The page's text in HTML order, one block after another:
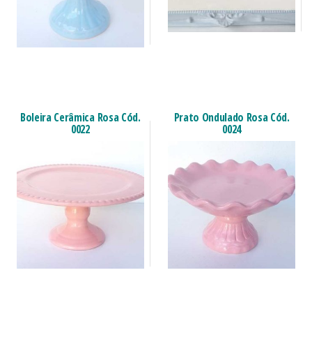
Boleira Cerâmica Rosa Cód.
0022
Prato Ondulado Rosa Cód.
0024